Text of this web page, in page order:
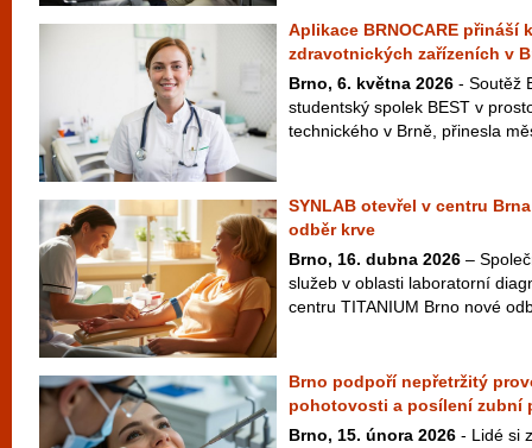
Aplikace BRNOCARE přináší
zdravotnických zařízeních v
Brno, 6. května 2026 - Soutěž
studentský spolek BEST v
technického v Brně, přinesla
SYNLAB otevřel v centru
odběr krve
Brno, 16. dubna 2026 –
služeb v oblasti laboratorní
centru TITANIUM Brno nové
Brno podpoří nepřetržitý
pohotovosti a posílení zubní
Brno, 15. února 2026 - Lidé si